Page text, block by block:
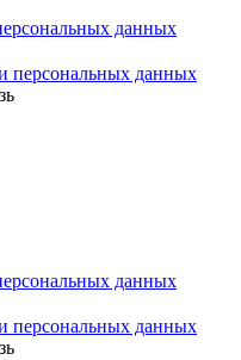
данных
персональных данных
данных
персональных данных